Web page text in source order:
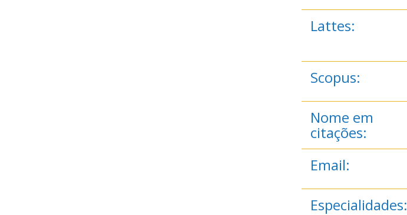
Lattes:
Scopus:
Nome em
citações:
Email:
Especialidades: